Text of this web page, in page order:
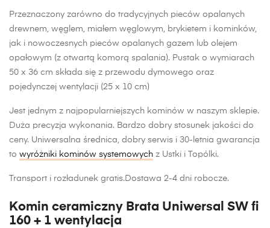
Przeznaczony zarówno do tradycyjnych pieców opalanych
drewnem, węglem, miałem węglowym, brykietem i kominków,
jak i nowoczesnych pieców opalanych gazem lub olejem
opałowym (z otwartą komorą spalania). Pustak o wymiarach
50 x 36 cm składa się z przewodu dymowego oraz
pojedynczej wentylacji (25 x 10 cm)
Jest jednym z najpopularniejszych kominów w naszym sklepie.
Duża precyzja wykonania. Bardzo dobry stosunek jakości do
ceny. Uniwersalna średnica, dobry serwis i 30-letnia gwarancja
to wyróżniki kominów systemowych z Ustki i Topólki.
Transport i rozładunek gratis.Dostawa 2-4 dni robocze.
Komin ceramiczny Brata Uniwersal SW fi
160 + 1 wentylacja